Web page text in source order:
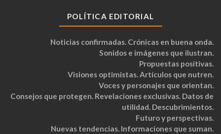
POLÍTICA EDITORIAL
Noticias confirmadas. Crónicas en buena onda.
Sonidos e imágenes que ilustran.
Propuestas positivas.
Visiones optimistas. Artículos que nutren.
Voces y personajes que orientan.
Consejos que protegen. Revelaciones exclusivas. Datos de
utilidad. Descubrimientos.
Futuro y perspectivas.
Nuevas tendencias. Informaciones que suman.